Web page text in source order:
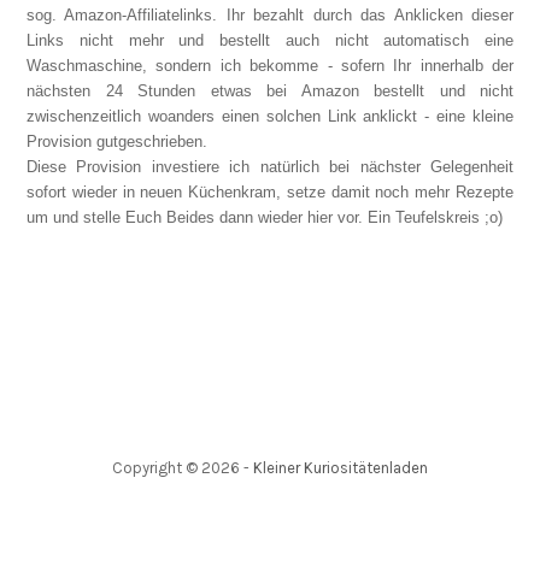
sog. Amazon-Affiliatelinks. Ihr bezahlt durch das Anklicken dieser
Links nicht mehr und bestellt auch nicht automatisch eine
Waschmaschine, sondern ich bekomme - sofern Ihr innerhalb der
nächsten 24 Stunden etwas bei Amazon bestellt und nicht
zwischenzeitlich woanders einen solchen Link anklickt - eine kleine
Provision gutgeschrieben.
Diese Provision investiere ich natürlich bei nächster Gelegenheit
sofort wieder in neuen Küchenkram, setze damit noch mehr Rezepte
um und stelle Euch Beides dann wieder hier vor. Ein Teufelskreis ;o)
Copyright © 2026 - Kleiner Kuriositätenladen